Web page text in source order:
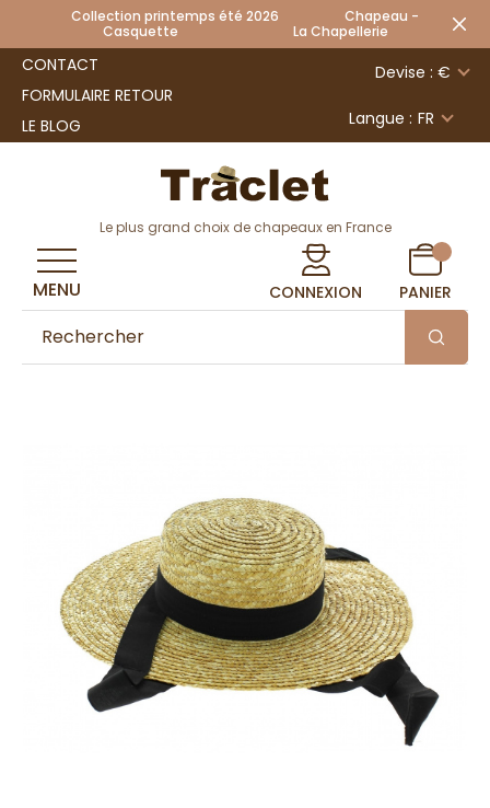
Collection printemps été 2026 Chapeau -
Casquette La Chapellerie
CONTACT
FORMULAIRE RETOUR
LE BLOG
Devise : €
Langue : FR
Le plus grand choix de chapeaux en France
CONNEXION PANIER
MENU